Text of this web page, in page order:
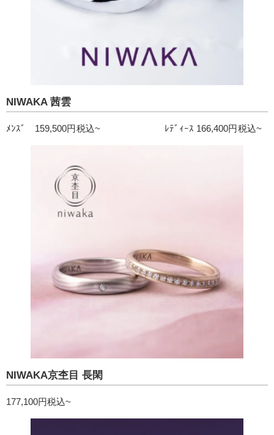
NIWAKA 茜雲
ﾒﾝｽﾞ 159,500円税込~ ﾚﾃﾞｨｰｽ 166,400円税込~
NIWAKA京杢目 長閑
177,100円税込~